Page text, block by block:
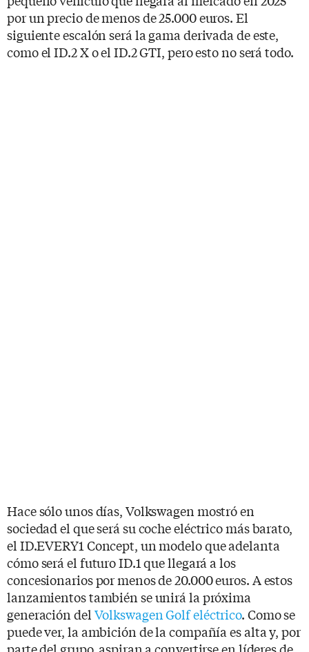
por un precio de menos de 25.000 euros. El
siguiente escalón será la gama derivada de este,
como el ID.2 X o el ID.2 GTI, pero esto no será todo.
Hace sólo unos días, Volkswagen mostró en
sociedad el que será su coche eléctrico más barato,
el ID.EVERY1 Concept, un modelo que adelanta
cómo será el futuro ID.1 que llegará a los
concesionarios por menos de 20.000 euros. A estos
lanzamientos también se unirá la próxima
generación del Volkswagen Golf eléctrico. Como se
puede ver, la ambición de la compañía es alta y, por